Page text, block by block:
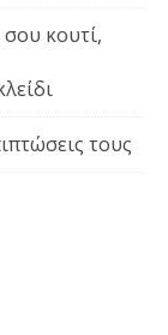
κουτί,
τους